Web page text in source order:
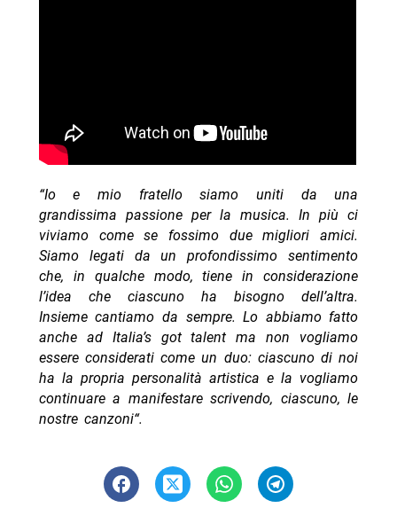
“Io e mio fratello siamo uniti da una
grandissima passione per la musica. In più ci
viviamo come se fossimo due migliori amici.
Siamo legati da un profondissimo sentimento
che, in qualche modo, tiene in considerazione
l’idea che ciascuno ha bisogno dell’altra.
Insieme cantiamo da sempre. Lo abbiamo fatto
anche ad Italia’s got talent ma non vogliamo
essere considerati come un duo: ciascuno di noi
ha la propria personalità artistica e la vogliamo
continuare a manifestare scrivendo, ciascuno, le
nostre canzoni“.